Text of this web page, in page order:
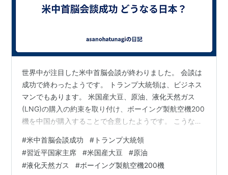
世界中が注目した米中首脳会談が終わりました。 会談は
成功で終わったようです。 トランプ大統領は、ビジネス
マンでもあります。 米国産大豆、原油、液化天然ガス
(LNG)の購入の約束を取り付け、ボーイング製航空機200
機を中国が購入することで合意したようです。 こうなれ
良い影響を及ぼすことでしょう。 また、トランプ大統領
は習近平国家主席を米国に招くそうです。 世界の二大国
家が、手を結びました。 ライバルではなくパートナーに
#米中首脳会談成功 # トランプ大統領
#習近平国家主席 #米国産大豆 #原油
#液化天然ガス #ボーイング製航空機200機